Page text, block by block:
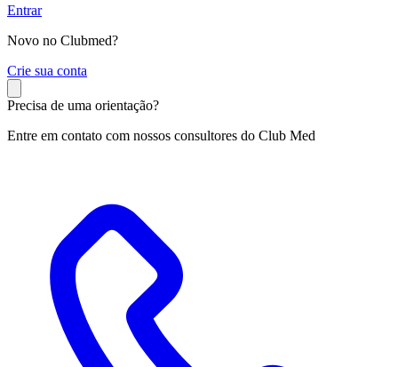
Entrar
Novo no Clubmed?
Crie sua conta
Precisa de uma orientação?
Entre em contato com nossos consultores do Club Med